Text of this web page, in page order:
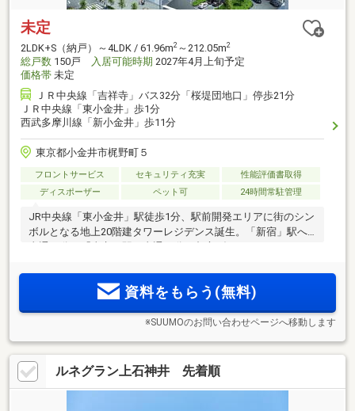
未定
2LDK+S（納戸）～4LDK / 61.96m2 ～212.05m2
総戸数 150戸 入居可能時期 2027年4月上旬予定
価格帯 未定
ＪＲ中央線「吉祥寺」バス32分「桜堤団地口」停歩21分
ＪＲ中央線「東小金井」歩1分
西武多摩川線「新小金井」歩11分
東京都小金井市梶野町５
フロントサービス セキュリティ充実
性能評価書取得
ディスポーザー
ペット可 24時間常駐管理
JR中央線「東小金井」駅徒歩1分、駅前開発エリアに街のシン
ボルとなる地上20階建タワーレジデンス誕生。「新宿」駅へ
のほか、徒歩圏に豊富に揃う利便施設
資料をもらう(無料)
※SUUMOのお問い合わせページへ移動します
ルネグラン上石神井 先着順